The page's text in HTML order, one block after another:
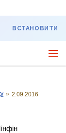
ВСТАНОВИТИ
» 2.09.2016